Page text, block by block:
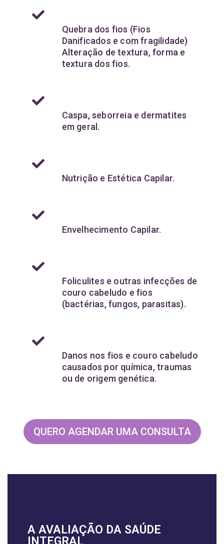
Quebra dos fios (Fios
Danificados e com fragilidade)
Alteração de textura, forma e
textura dos fios.
Caspa, seborreia e dermatites
em geral.
Nutrição e Estética Capilar.
Envelhecimento Capilar.
Foliculites e outras infecções de
couro cabeludo e fios
(bactérias, fungos, parasitas).
Danos nos fios e couro cabeludo
causados por química, traumas
ou de origem genética.
QUERO AGENDAR UMA CONSULTA
A AVALIAÇÃO DA SAÚDE
INTEGRAL